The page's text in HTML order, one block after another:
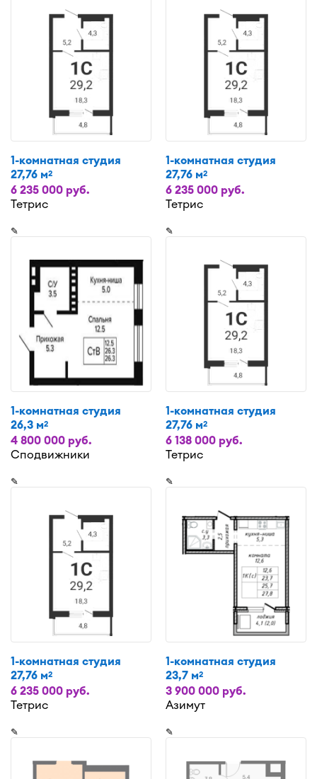
1-комнатная студия
27,76 м2
6 235 000 руб.
Тетрис
1-комнатная студия
27,76 м2
6 235 000 руб.
Тетрис
✎
1-комнатная студия
26,3 м2
4 800 000 руб.
Сподвижники
✎
1-комнатная студия
27,76 м2
6 138 000 руб.
Тетрис
✎
1-комнатная студия
27,76 м2
6 235 000 руб.
Тетрис
✎
1-комнатная студия
23,7 м2
3 900 000 руб.
Азимут
✎ ✎